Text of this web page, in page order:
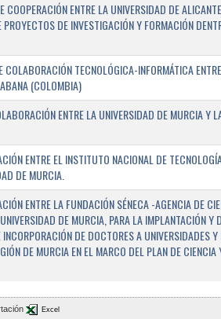
COOPERACIÓN ENTRE LA UNIVERSIDAD DE
PROYECTOS DE INVESTIGACIÓN Y FORMACIÓN
COLABORACIÓN TECNOLÓGICA-INFORMÁTICA
(COLOMBIA)
ENTRE LA UNIVERSIDAD DE MURCIA Y
ENTRE EL INSTITUTO NACIONAL DE
DE MURCIA.
ENTRE LA FUNDACIÓN SÉNECA -AGENCIA DE
DE MURCIA, PARA LA IMPLANTACIÓN Y
DE DOCTORES A UNIVERSIDADES
DE MURCIA EN EL MARCO DEL PLAN DE
Excel